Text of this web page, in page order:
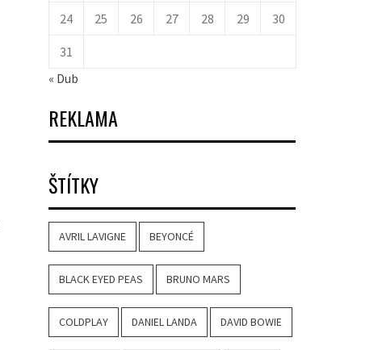
24 25 26 27 28 29 30
31
« Dub
REKLAMA
ŠTÍTKY
AVRIL LAVIGNE BEYONCÉ
BLACK EYED PEAS BRUNO MARS
COLDPLAY DANIEL LANDA DAVID BOWIE